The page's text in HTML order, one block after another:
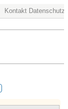
Datenschutz
Kontakt